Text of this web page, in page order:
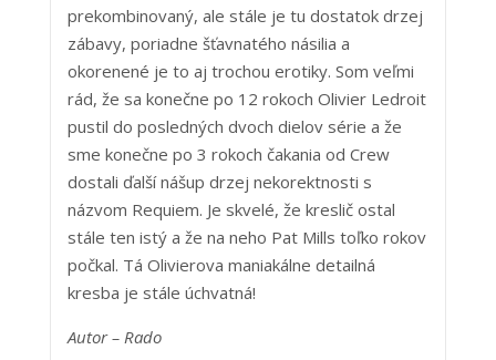
prekombinovaný, ale stále je tu dostatok drzej
zábavy, poriadne šťavnatého násilia a
okorenené je to aj trochou erotiky. Som veľmi
rád, že sa konečne po 12 rokoch Olivier Ledroit
pustil do posledných dvoch dielov série a že
sme konečne po 3 rokoch čakania od Crew
dostali ďalší nášup drzej nekorektnosti s
názvom Requiem. Je skvelé, že kreslič ostal
stále ten istý a že na neho Pat Mills toľko rokov
počkal. Tá Olivierova maniakálne detailná
kresba je stále úchvatná!
Autor – Rado